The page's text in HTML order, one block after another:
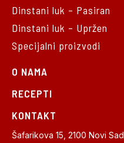
Dinstani luk – Pasiran
Dinstani luk – Upržen
Specijalni proizvodi
O NAMA
RECEPTI
KONTAKT
Šafarikova 15, 2100 Novi Sad